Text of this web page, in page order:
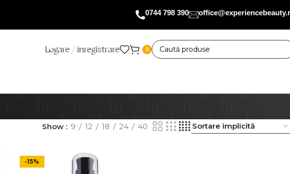
0744 798 390
Logare / înregistrare 0
Show 9 12 18 24 40
-15%